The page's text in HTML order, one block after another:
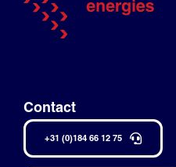
Contact
+31 (0)184 66 12 75